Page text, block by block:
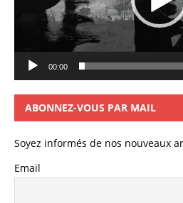
00:00
ABONNEZ-VOUS PAR MAIL
Soyez informés de nos nouveaux
Email